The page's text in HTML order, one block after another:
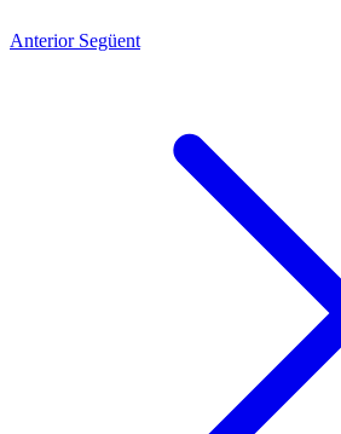
Anterior Següent